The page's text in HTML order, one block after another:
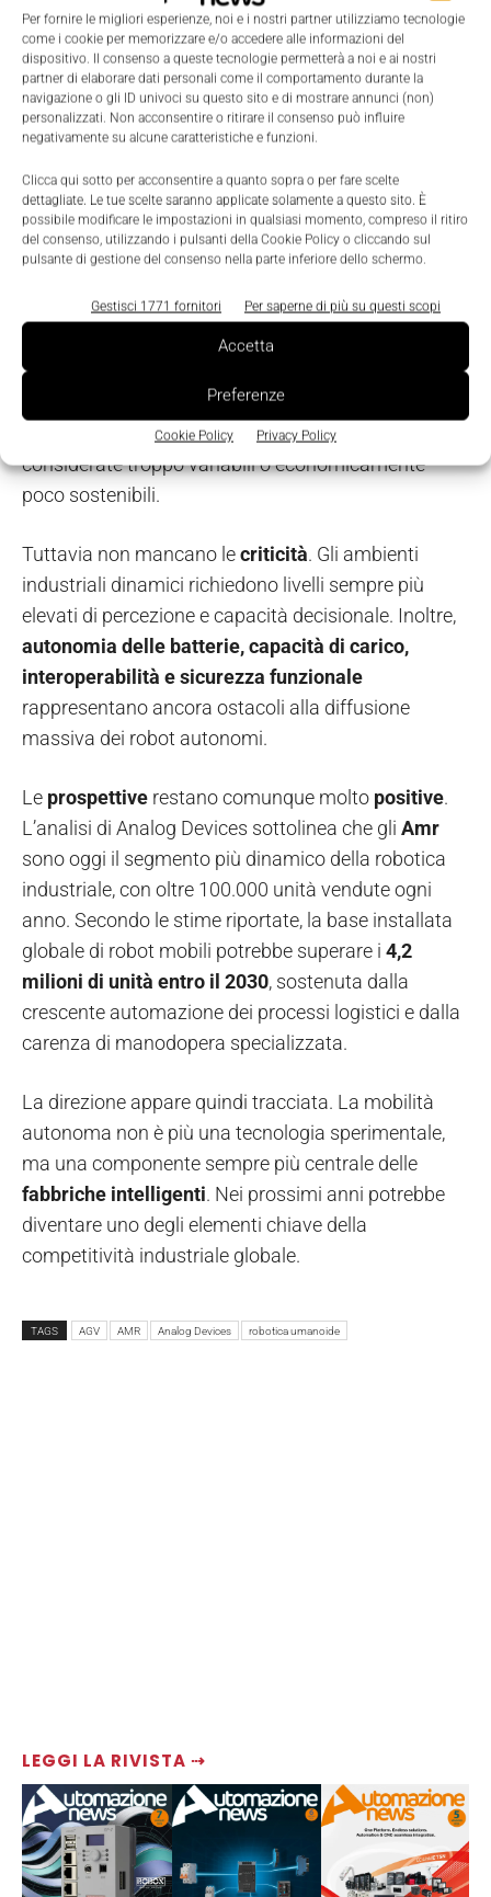
Per fornire le migliori esperienze, noi e i nostri partner utilizziamo tecnologie
come i cookie per memorizzare e/o accedere alle informazioni del
dispositivo. Il consenso a queste tecnologie permetterà a noi e ai nostri
partner di elaborare dati personali come il comportamento durante la
navigazione o gli ID univoci su questo sito e di mostrare annunci (non)
personalizzati. Non acconsentire o ritirare il consenso può influire
negativamente su alcune caratteristiche e funzioni.
Clicca qui sotto per acconsentire a quanto sopra o per fare scelte
dettagliate. Le tue scelte saranno applicate solamente a questo sito. È
possibile modificare le impostazioni in qualsiasi momento, compreso il ritiro
del consenso, utilizzando i pulsanti della Cookie Policy o cliccando sul
pulsante di gestione del consenso nella parte inferiore dello schermo.
Gestisci 1771 fornitori Per saperne di più su questi scopi
Accetta
Preferenze
Cookie Policy Privacy Policy
LEGGI LA RIVISTA ⇢
Opportunità e sfide per l’industria
Per ilsettore industrialele opportunità sono
manipolatori autonomi e sistemi umanoidi genera
infatti unadomanda crescente di sensori,
componenti elettronici, sistemi di comunicazione
Particolarmente interessante è il mercato dei
manipolatori mobili
multiasse e mobilità autonoma. Queste soluzioni
consentono di automatizzare attività finora
considerate troppo variabili o economicamente
poco sostenibili.
Tuttavia non mancano lecriticità. Gli ambienti
industriali dinamici richiedono livelli sempre più
elevati di percezione e capacità decisionale. Inoltre,
autonomia delle batterie, capacità di carico,
interoperabilità e sicurezza funzionale
rappresentano ancora ostacoli alla diffusione
massiva dei robot autonomi.
Le prospettive restano comunque molto positive.
L’analisi di Analog Devices sottolinea che gli Amr
sono oggi il segmento più dinamico della robotica
industriale, con oltre 100.000 unità vendute ogni
anno. Secondo le stime riportate, la base installata
globale di robot mobili potrebbe superare i 4,2
milioni di unità entro il 2030, sostenuta dalla
crescente automazione dei processi logistici e dalla
carenza di manodopera specializzata.
La direzione appare quindi tracciata. La mobilità
autonoma non è più una tecnologia sperimentale,
ma una componente sempre più centrale delle
fabbriche intelligenti. Nei prossimi anni potrebbe
diventare uno degli elementi chiave della
competitività industriale globale.
TAGS AGV AMR Analog Devices robotica umanoide